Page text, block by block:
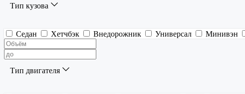
Тип кузова
Седан Хетчбэк Внедорожник Универсал Минивэн
Тип двигателя